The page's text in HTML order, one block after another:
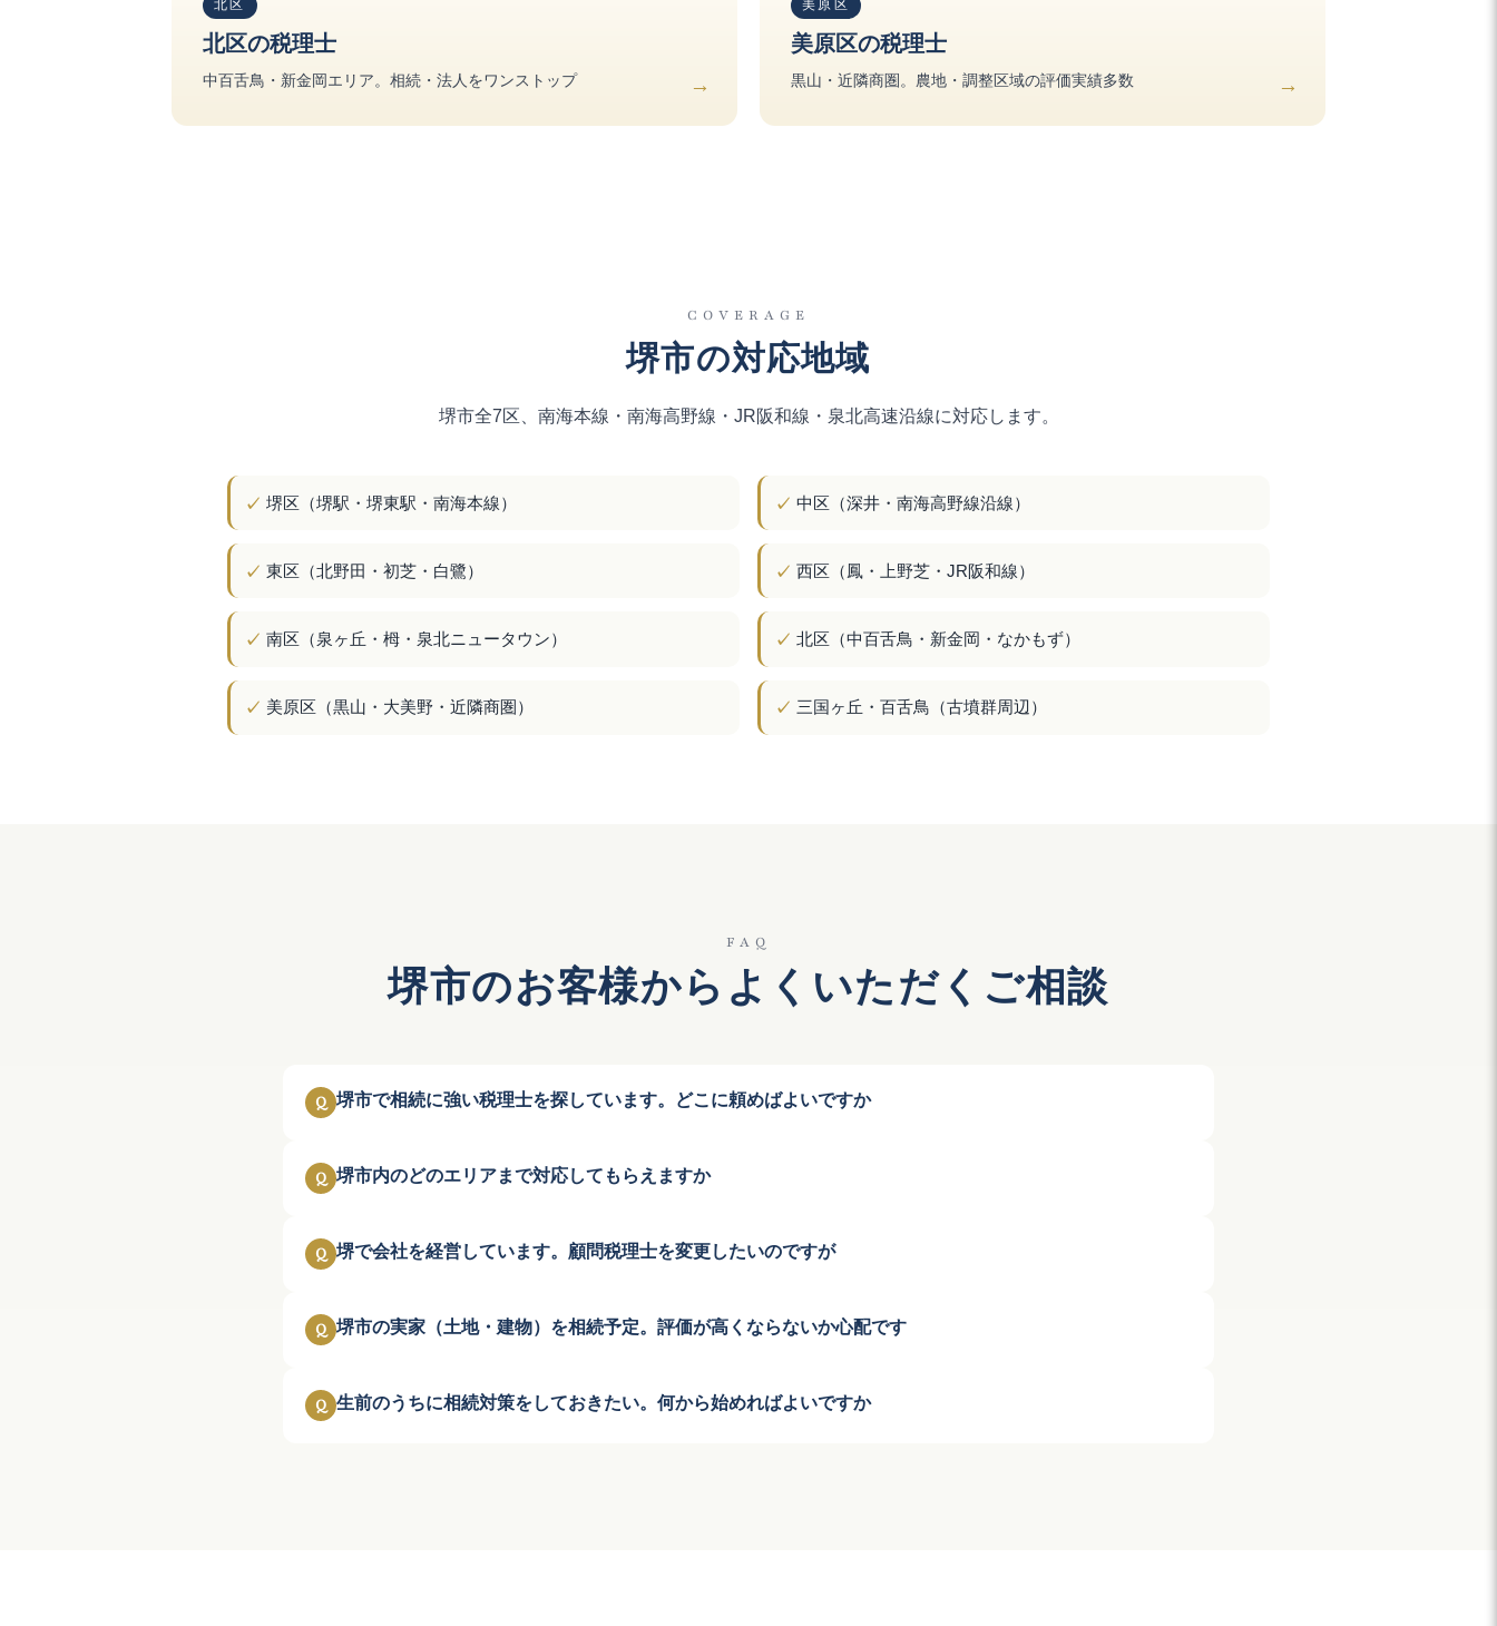
北区
北区の税理士
中百舌鳥・新金岡エリア。相続・法人をワンストップ
美原区
美原区の税理士
黒山・近隣商圏。農地・調整区域の評価実績多数
COVERAGE
堺市の対応地域
堺市全7区、南海本線・南海高野線・JR阪和線・泉北高速沿線に対応します。
堺区（堺駅・堺東駅・南海本線） 中区（深井・南海高野線沿線）
東区（北野田・初芝・白鷺） 西区（鳳・上野芝・JR阪和線）
南区（泉ヶ丘・栂・泉北ニュータウン） 北区（中百舌鳥・新金岡・なかもず）
美原区（黒山・大美野・近隣商圏） 三国ヶ丘・百舌鳥（古墳群周辺）
FAQ
堺市のお客様からよくいただくご相談
Q 堺市で相続に強い税理士を探しています。どこに頼めばよいですか
Q 堺市内のどのエリアまで対応してもらえますか
Q 堺で会社を経営しています。顧問税理士を変更したいのですが
Q 堺市の実家（土地・建物）を相続予定。評価が高くならないか心配です
Q 生前のうちに相続対策をしておきたい。何から始めればよいですか